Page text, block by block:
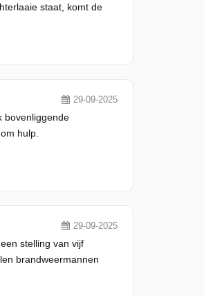
staat, komt de
29-09-2025
bovenliggende
hulp.
29-09-2025
stelling van vijf
brandweermannen